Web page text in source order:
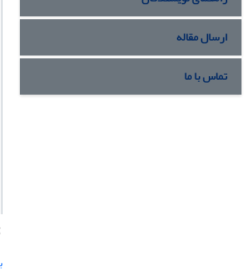
ارسال مقاله
تماس با ما